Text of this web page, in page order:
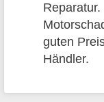
guten
Händler.